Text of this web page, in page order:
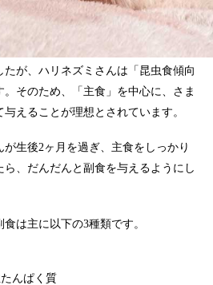
が、ハリネズミさんは「昆虫食傾向
そのため、「主食」を中心に、さま
えることが理想とされています。
生後2ヶ月を過ぎ、主食をしっかり
ら、だんだんと副食を与えるようにし
は主に以下の3種類です。
んぱく質